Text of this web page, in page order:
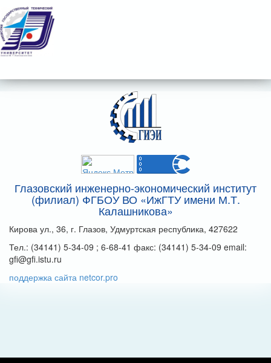
Глазовский инженерно-экономический институт
(филиал) ФГБОУ ВО «ИжГТУ имени М.Т.
Калашникова»
Кирова ул., 36, г. Глазов, Удмуртская республика, 427622
Тел.: (34141) 5-34-09 ; 6-68-41 факс: (34141) 5-34-09 email:
gfi@gfi.istu.ru
поддержка сайта netcor.pro